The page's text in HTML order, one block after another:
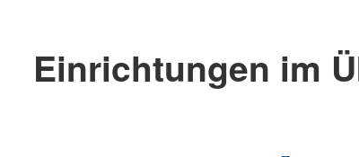
Einrichtungen im